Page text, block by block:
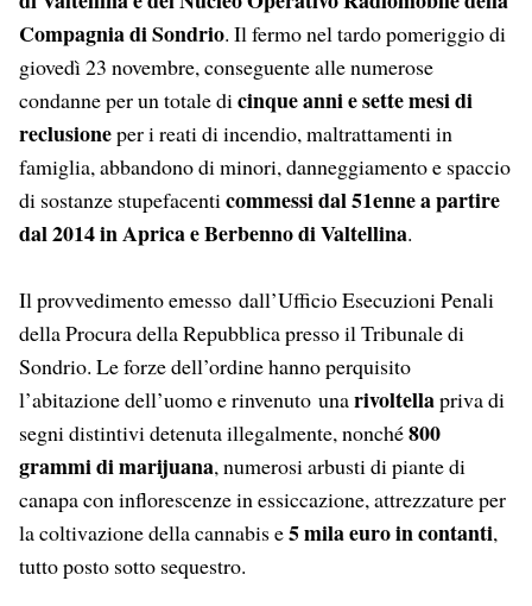
Compagnia di Sondrio. Il fermo nel tardo pomeriggio di
giovedì 23 novembre, conseguente alle numerose
condanne per un totale dicinque anni e sette mesidi
reclusioneper i reati di incendio, maltrattamenti in
famiglia, abbandono di minori, danneggiamento e spaccio
di sostanze stupefacenticommessi dal 51enne a partire
dal 2014 in Aprica e Berbenno di Valtellina.
Il provvedimento emesso dall’Ufficio Esecuzioni Penali
della Procura della Repubblica presso il Tribunale di
Sondrio. Le forze dell’ordine hanno perquisito
l’abitazione dell’uomo e rinvenuto unarivoltellapriva di
segni distintivi detenuta illegalmente, nonché800
grammi di marijuana, numerosi arbusti di piante di
canapa con inflorescenze in essiccazione, attrezzature per
la coltivazione della cannabis e5 mila euro in contanti,
tutto posto sotto sequestro.